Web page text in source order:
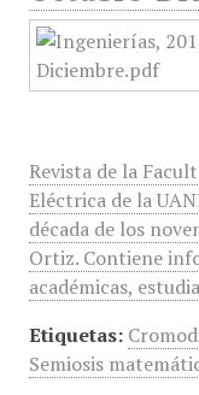
Revista de la
Eléctrica de la
década de los
Ortiz. Contiene
académicas,
Etiquetas:
Semiosis